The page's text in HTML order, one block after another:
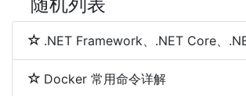
随机列表
.NET Framework、.NET Core、.NET 5、.NET 6和
Docker 常用命令详解